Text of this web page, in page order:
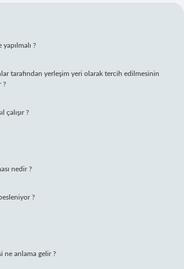
?
tarafından yerleşim yeri olarak tercih edilmesinin
?
çalışır ?
nedir ?
?
ne anlama gelir ?